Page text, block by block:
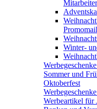
Winter-
Sommer und
Oktoberfest
Werbeartikel für